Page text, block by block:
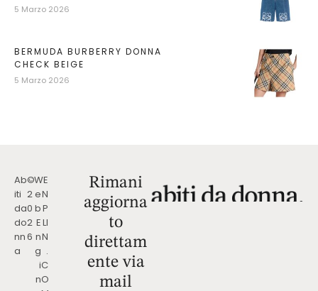
5 Marzo 2026
BERMUDA BURBERRY DONNA
CHECK BEIGE
5 Marzo 2026
Ab
iti
da
do
nn
a
©
2
0
2
6
W
e
b
E
n
g
i
n
E
N
P
LI
N
.
C
O
Rimani
aggiorna
to
direttam
ente via
mail